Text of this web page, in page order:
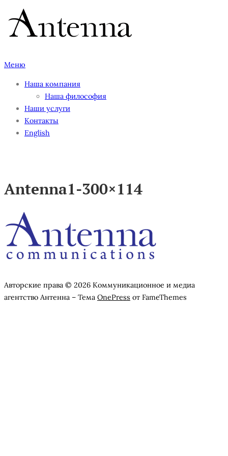
Перейти
содержимому
Меню
Наша компания
Наша философия
Наши услуги
Контакты
English
Antenna1-300×114
Авторские права © 2026 Коммуникационное и медиа
агентство Антенна – Тема OnePress от FameThemes